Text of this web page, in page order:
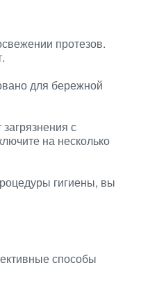
протезов.
для бережной
с
на несколько
гигиены, вы
способы